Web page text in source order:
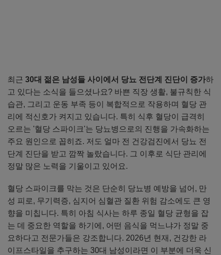
최근 30대 젊은 남성들 사이에서 당뇨 전단계 진단이 증가하
고 있다는 소식을 들으셨나요? 바쁜 직장 생활, 불규칙한 식
습관, 그리고 운동 부족 등이 복합적으로 작용하며 혈당 관
리에 적신호가 켜지고 있습니다. 특히 식후 혈당이 급격히
오르는 '혈당 스파이크'는 당뇨병으로의 진행을 가속화하는
주요 원인으로 꼽히죠. 저도 얼마 전 건강검진에서 당뇨 전
단계 진단을 받고 깜짝 놀랐습니다. 그 이후로 식단 관리에
정말 많은 노력을 기울이고 있어요.
혈당 스파이크를 막는 것은 단순히 당뇨병 예방을 넘어, 만
성 피로, 무기력증, 심지어 심혈관 질환 위험 감소에도 큰 영
향을 미칩니다. 특히 아침 식사는 하루 종일 혈당 균형을 잡
는 데 중요한 역할을 하기에, 어떤 음식을 먹느냐가 정말 중
요하다고 전문가들은 강조합니다. 2026년 현재, 건강한 라
이프스타일을 추구하는 30대 남성이라면 이 부분에 더욱 신